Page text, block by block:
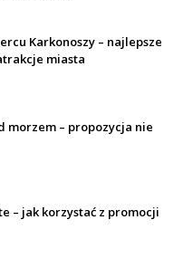
Karkonoszy – najlepsze
miasta
morzem – propozycja nie
– jak korzystać z promocji